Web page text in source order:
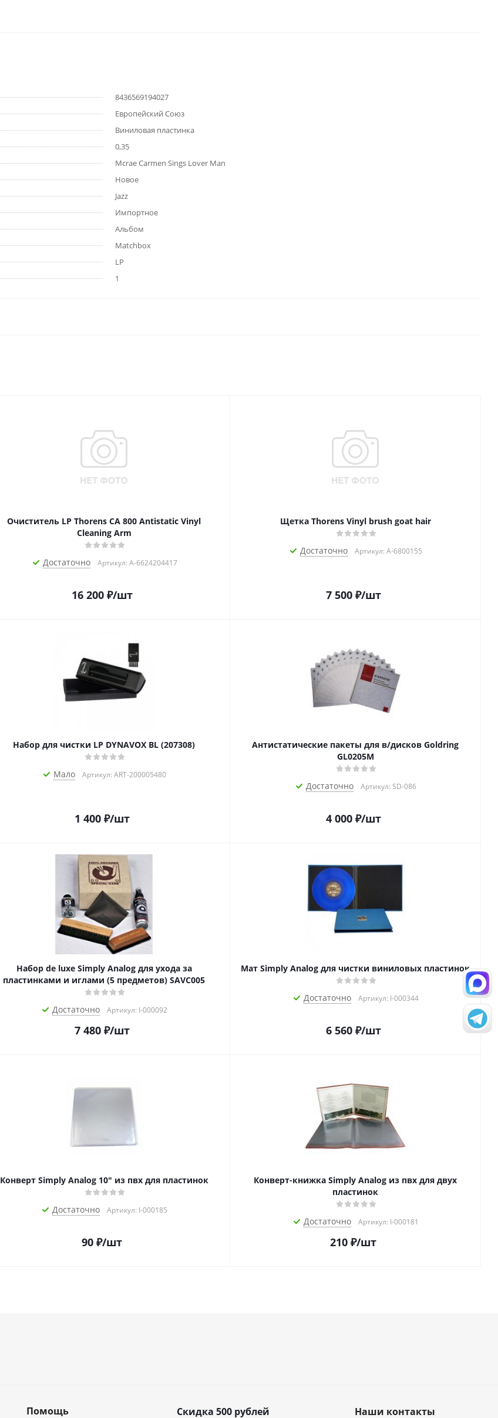
8436569194027
Европейский Союз
Виниловая пластинка
0,35
Mcrae Carmen Sings Lover Man
Новое
Jazz
Импортное
Альбом
Matchbox
LP
1
Очиститель LP Thorens CA 800 Antistatic Vinyl
Cleaning Arm
Достаточно Артикул: A-6624204417
16 200₽/шт
Щетка Thorens Vinyl brush goat hair
Достаточно Артикул: A-6800155
7 500₽/шт
Набор для чистки LP DYNAVOX BL (207308)
Мало Артикул: ART-200005480
1 400₽/шт
Антистатические пакеты для в/дисков Goldring
GL0205M
Достаточно Артикул: SD-086
4 000₽/шт
Набор de luxe Simply Analog для ухода за
пластинками и иглами (5 предметов) SAVC005
Достаточно Артикул: I-000092
7 480₽/шт
Мат Simply Analog для чистки виниловых пластинок
Достаточно Артикул: I-000344
6 560₽/шт
Конверт Simply Analog 10" из пвх для пластинок
Достаточно Артикул: I-000185
90 ₽/шт
Конверт-книжка Simply Analog из пвх для двух
пластинок
Достаточно Артикул: I-000181
210 ₽/шт
Помощь Скидка 500 рублей Наши контакты